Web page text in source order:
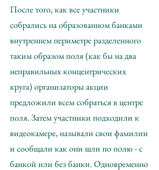
После того, как все участники
собрались на образованном банками
внутреннем периметре разделенного
таким образом поля (как бы на два
неправильных концентрических
круга) организаторы акции
предложили всем собраться в центре
поля. Затем участники подходили к
видеокамере, называли свои фамилии
и сообщали как они шли по полю - с
банкой или без банки. Одновременно